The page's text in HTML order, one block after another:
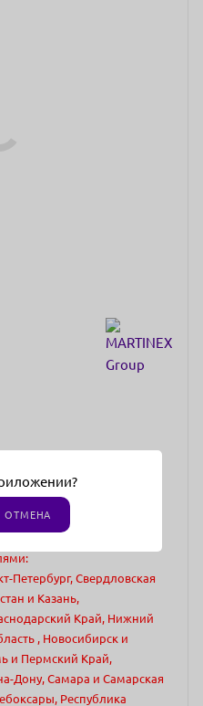
представленные
Петербург, Свердловская
и Казань,
Край, Нижний
, Новосибирск и
и Пермский Край,
Дону, Самара и Самарская
Республика
ОТМЕНА